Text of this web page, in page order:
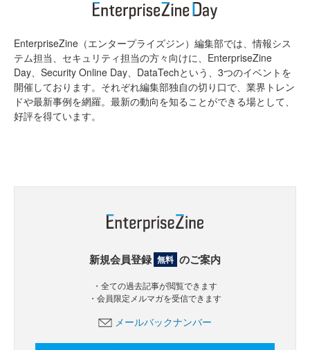
EnterpriseZine（エンタープライズジン）編集部では、情報シス
テム担当、セキュリティ担当の方々向けに、EnterpriseZine
Day、Security Online Day、DataTechという、3つのイベントを
開催しております。それぞれ編集部独自の切り口で、業界トレン
ドや最新事例を網羅。最新の動向を知ることができる場として、
好評を得ています。
新規会員登録 無料 のご案内
・全ての過去記事が閲覧できます
・会員限定メルマガを受信できます
メールバックナンバー